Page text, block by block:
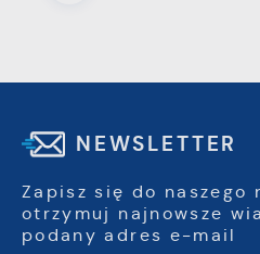
NEWSLETTER
Zapisz się do naszego
otrzymuj najnowsze
podany adres e-mail